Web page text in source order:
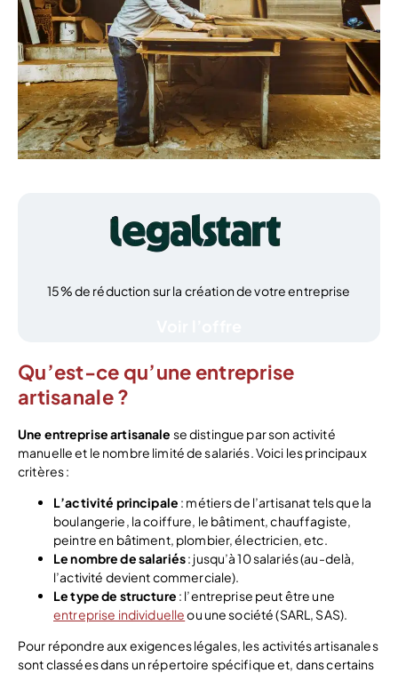
15% de réduction sur la création de votre entreprise
Qu’est-ce qu’une entreprise
artisanale ?
Une entreprise artisanale se distingue par son activité
manuelle et le nombre limité de salariés. Voici les principaux
critères :
L’activité principale : métiers de l’artisanat tels que la
boulangerie, la coiffure, le bâtiment, chauffagiste,
peintre en bâtiment, plombier, électricien, etc.
Le nombre de salariés: jusqu’à 10 salariés (au-delà,
l’activité devient commerciale).
Le type de structure : l’entreprise peut être une
entreprise individuelleou une société (SARL, SAS).
Pour répondre aux exigences légales, les activités artisanales
sont classées dans un répertoire spécifique et, dans certains